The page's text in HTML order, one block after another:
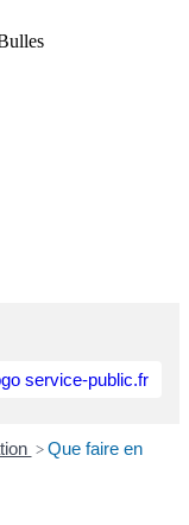
> Que faire en